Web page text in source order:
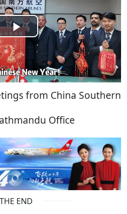
Play
Video
from China Southern
Office
THE END